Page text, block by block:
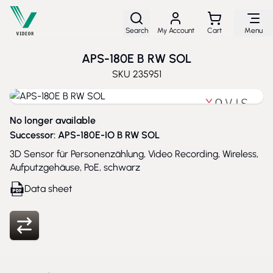
Skip to Content
Search My Account Cart Menu
APS-180E B RW SOL
SKU 235951
No longer available
Successor: APS-180E-IO B RW SOL
3D Sensor für Personenzählung, Video Recording, Wireless,
Aufputzgehäuse, PoE, schwarz
Data sheet